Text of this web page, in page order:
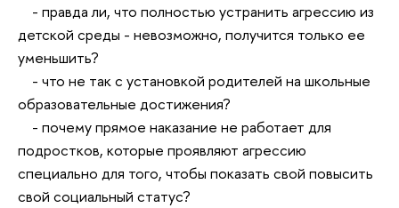
ᅠ- правда ли, что полностью устранить агрессию из
детской среды - невозможно, получится только ее
уменьшить?
ᅠ- что не так с установкой родителей на школьные
образовательные достижения?
ᅠ- почему прямое наказание не работает для
подростков, которые проявляют агрессию
специально для того, чтобы показать свой повысить
свой социальный статус?